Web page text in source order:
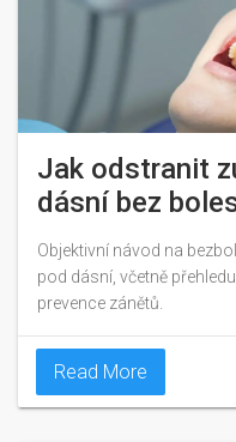
Jak odstranit
dásní bez
Objektivní návod na
pod dásní, včetně
prevence zánětů.
Read More